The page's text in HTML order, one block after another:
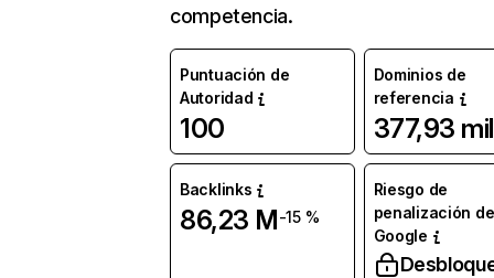
competencia.
Puntuación de
Autoridad
100
Dominios de
referencia
377,93 mil
Backlinks
86,23 M-15 %
Riesgo de
penalización de
Google